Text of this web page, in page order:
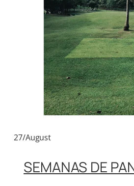
27/August
SEMANAS DE